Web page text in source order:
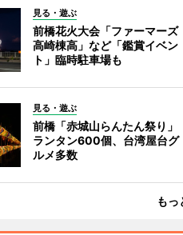
見る・遊ぶ
前橋花火大会「ファーマーズ
高崎棟高」など「鑑賞イベン
ト」臨時駐車場も
見る・遊ぶ
前橋「赤城山らんたん祭り」
ランタン600個、台湾屋台グ
ルメ多数
もっ